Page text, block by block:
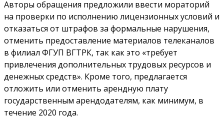
Авторы обращения предложили ввести мораторий
на проверки по исполнению лицензионных условий и
отказаться от штрафов за формальные нарушения,
отменить предоставление материалов телеканалов
в филиал ФГУП ВГТРК, так как это «требует
привлечения дополнительных трудовых ресурсов и
денежных средств». Кроме того, предлагается
отложить или отменить арендную плату
государственным арендодателям, как минимум, в
течение 2020 года.